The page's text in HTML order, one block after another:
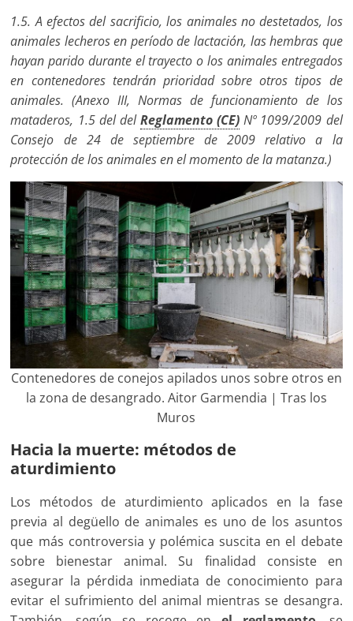
1.5. A efectos del sacrificio, los animales no destetados, los
animales lecheros en período de lactación, las hembras que
hayan parido durante el trayecto o los animales entregados
en contenedores tendrán prioridad sobre otros tipos de
animales. (Anexo III, Normas de funcionamiento de los
mataderos, 1.5 del delReglamento (CE) Nº 1099/2009 del
Consejo de 24 de septiembre de 2009 relativo a la
protección de los animales en el momento de la matanza.)
Contenedores de conejos apilados unos sobre otros en
la zona de desangrado. Aitor Garmendia | Tras los
Muros
Hacia la muerte: métodos de
aturdimiento
Los métodos de aturdimiento aplicados en la fase
previa al degüello de animales es uno de los asuntos
que más controversia y polémica suscita en el debate
sobre bienestar animal. Su finalidad consiste en
asegurar la pérdida inmediata de conocimiento para
evitar el sufrimiento del animal mientras se desangra.